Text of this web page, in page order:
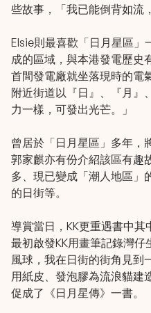
些故事，「我已能倒背如流
Elsie則最喜歡「日月星區」
成的區域，與本港發電歷史
首間發電廠就坐落現時的電
附近街道以『日』、『月』
力一樣，可發出光芒。」
曾居於「日月星區」多年，
郭家麒亦有份介紹該區有趣
多、現已變成「潮人地區」
的日街等。
導賞當日，KK更重遇書中
最初啟發KK用畫筆記錄灣
風球，我在日街的街角見到
用紙皮、發泡膠為流浪貓建
促成了《日月星傳》一書。